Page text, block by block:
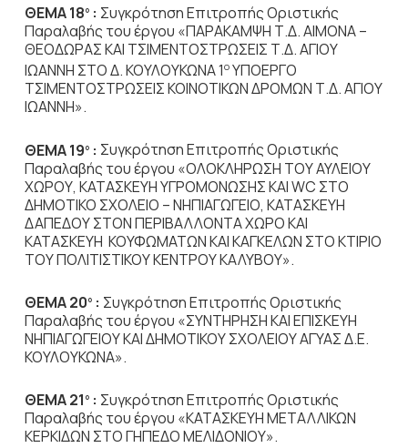
ΘΕΜΑ 18ο: Συγκρότηση Επιτροπής Οριστικής
Παραλαβής του έργου «ΠΑΡΑΚΑΜΨΗ Τ.Δ. ΑΙΜΟΝΑ –
ΘΕΟΔΩΡΑΣ ΚΑΙ ΤΣΙΜΕΝΤΟΣΤΡΩΣΕΙΣ Τ.Δ. ΑΓΙΟΥ
ΙΩΑΝΝΗ ΣΤΟ Δ. ΚΟΥΛΟΥΚΩΝΑ 1ΟΥΠΟΕΡΓΟ
ΤΣΙΜΕΝΤΟΣΤΡΩΣΕΙΣ ΚΟΙΝΟΤΙΚΩΝ ΔΡΟΜΩΝ Τ.Δ. ΑΓΙΟΥ
ΙΩΑΝΝΗ».
ΘΕΜΑ 19ο: Συγκρότηση Επιτροπής Οριστικής
Παραλαβής του έργου «ΟΛΟΚΛΗΡΩΣΗ ΤΟΥ ΑΥΛΕΙΟΥ
ΧΩΡΟΥ, ΚΑΤΑΣΚΕΥΗ ΥΓΡΟΜΟΝΩΣΗΣ ΚΑΙ WC ΣΤΟ
ΔΗΜΟΤΙΚΟ ΣΧΟΛΕΙΟ – ΝΗΠΙΑΓΩΓΕΙΟ, ΚΑΤΑΣΚΕΥΗ
ΔΑΠΕΔΟΥ ΣΤΟΝ ΠΕΡΙΒΑΛΛΟΝΤΑ ΧΩΡΟ ΚΑΙ
ΚΑΤΑΣΚΕΥΗ ΚΟΥΦΩΜΑΤΩΝ ΚΑΙ ΚΑΓΚΕΛΩΝ ΣΤΟ ΚΤΙΡΙΟ
ΤΟΥ ΠΟΛΙΤΙΣΤΙΚΟΥ ΚΕΝΤΡΟΥ ΚΑΛΥΒΟΥ».
ΘΕΜΑ 20ο: Συγκρότηση Επιτροπής Οριστικής
Παραλαβής του έργου «ΣΥΝΤΗΡΗΣΗ ΚΑΙ ΕΠΙΣΚΕΥΗ
ΝΗΠΙΑΓΩΓΕΙΟΥ ΚΑΙ ΔΗΜΟΤΙΚΟΥ ΣΧΟΛΕΙΟΥ ΑΓΥΑΣ Δ.Ε.
ΚΟΥΛΟΥΚΩΝΑ».
ΘΕΜΑ 21 ο: Συγκρότηση Επιτροπής Οριστικής
Παραλαβής του έργου «ΚΑΤΑΣΚΕΥΗ ΜΕΤΑΛΛΙΚΩΝ
ΚΕΡΚΙΔΩΝ ΣΤΟ ΓΗΠΕΔΟ ΜΕΛΙΔΟΝΙΟΥ».